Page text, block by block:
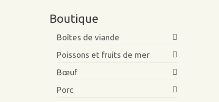
Boutique
Boîtes de viande
Poissons et fruits de mer
Bœuf
Porc